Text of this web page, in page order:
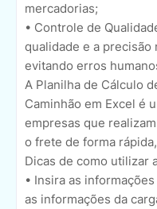
mercadorias;
• Controle de
qualidade e a
evitando erros
A Planilha de Cálculo
Caminhão em Excel é
empresas que
o frete de forma
Dicas de como utilizar
• Insira as
as informações da